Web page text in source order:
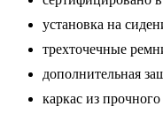
установка на
трехточечные
дополнительная
каркас из